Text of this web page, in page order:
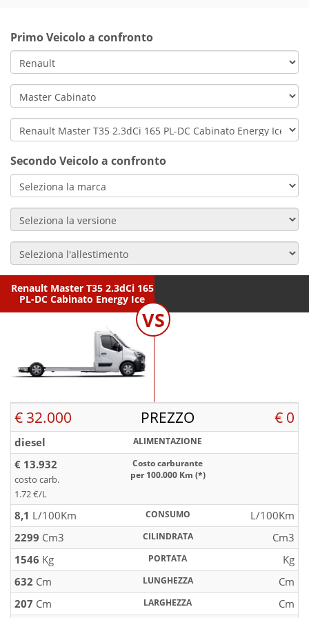
Primo Veicolo a confronto
Secondo Veicolo a confronto
Renault Master T35 2.3dCi 165
PL-DC Cabinato Energy Ice
VS
€ 32.000 PREZZO € 0
diesel ALIMENTAZIONE
€ 13.932
costo carb.
1.72 €/L
Costo carburante
per 100.000 Km (*)
8,1 L/100Km CONSUMO
L/100Km
2299 Cm3 CILINDRATA
Cm3
1546 Kg PORTATA
Kg
632 Cm LUNGHEZZA
Cm
207 Cm LARGHEZZA
Cm